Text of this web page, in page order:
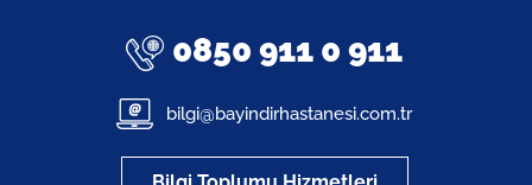
0850 911 0 911
bilgi@bayindirhastanesi.com.tr